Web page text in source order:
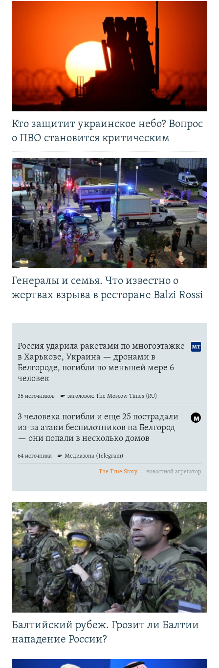
Кто защитит украинское небо? Вопрос
о ПВО становится критическим
Генералы и семья. Что известно о
жертвах взрыва в ресторане Balzi Rossi
Балтийский рубеж. Грозит ли Балтии
нападение России?